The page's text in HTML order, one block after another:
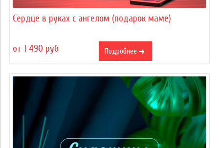
Сердце в руках с ангелом (подарок маме)
от 1 490 руб Подробнее